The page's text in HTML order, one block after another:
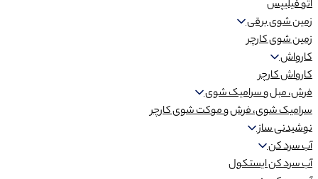
اتو فیلیپس
زمین شوی برقی
زمین شوی کارچر
کارواش
کارواش کارچر
فرش، مبل و سرامیک شوی
سرامیک شوی، فرش و موکت شوی کارچر
نوشیدنی ساز
آب سرد کن
آب سرد کن ایستکول